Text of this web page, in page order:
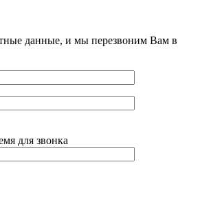
данные, и мы перезвоним Вам в
для звонка